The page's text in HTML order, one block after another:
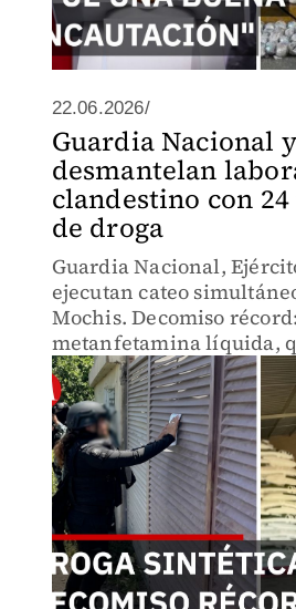
22.06.2026/
Guardia Nacional
desmantelan
clandestino con
de droga
Guardia Nacional,
ejecutan cateo
Mochis. Decomiso
metanfetamina líquida,
y vehículos asegurados.
¿Cuántos laboratorios
Sinaloa